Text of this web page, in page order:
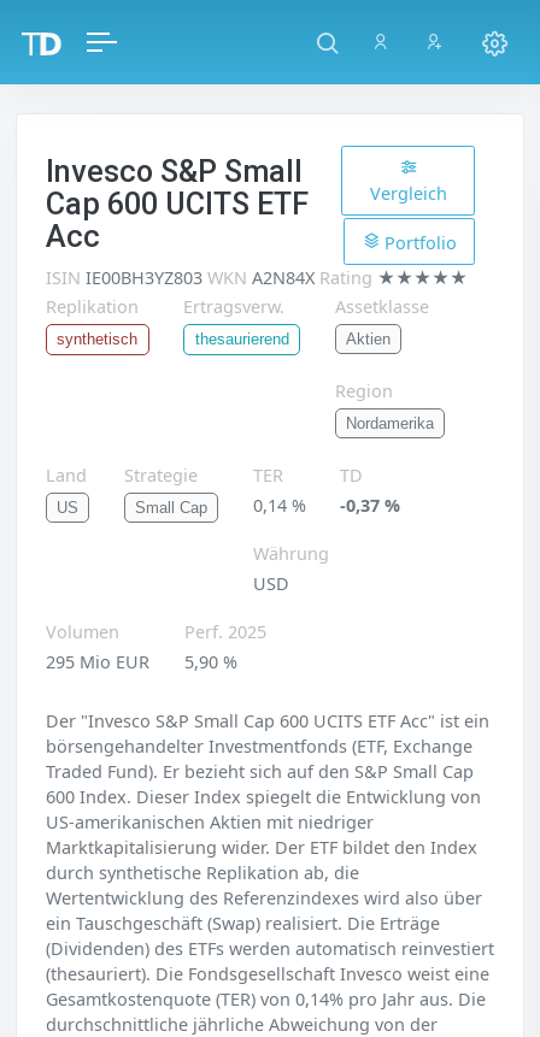
Invesco S&P Small
Cap 600 UCITS ETF
Acc
Vergleich
Portfolio
ISIN IE00BH3YZ803 WKN A2N84X Rating ★★★★★
Replikation
synthetisch
Ertragsverw.
thesaurierend
Assetklasse
Aktien
Region
Nordamerika
Land
US
Strategie
Small Cap
TER
0,14 %
TD
-0,37 %
Währung
USD
Volumen
295 Mio EUR
Perf. 2025
5,90 %
Der "Invesco S&P Small Cap 600 UCITS ETF Acc" ist ein
börsengehandelter Investmentfonds (ETF, Exchange
Traded Fund). Er bezieht sich auf den S&P Small Cap
600 Index. Dieser Index spiegelt die Entwicklung von
US-amerikanischen Aktien mit niedriger
Marktkapitalisierung wider. Der ETF bildet den Index
durch synthetische Replikation ab, die
Wertentwicklung des Referenzindexes wird also über
ein Tauschgeschäft (Swap) realisiert. Die Erträge
(Dividenden) des ETFs werden automatisch reinvestiert
(thesauriert). Die Fondsgesellschaft Invesco weist eine
Gesamtkostenquote (TER) von 0,14% pro Jahr aus. Die
durchschnittliche jährliche Abweichung von der